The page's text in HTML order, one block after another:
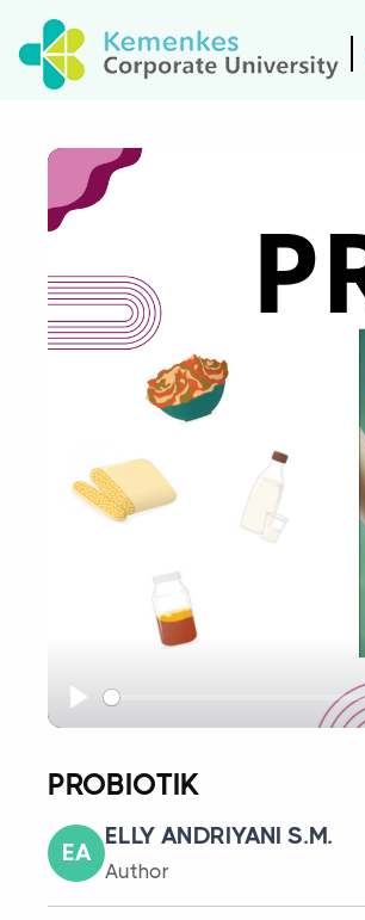
Play
PROBIOTIK
EA
ELLY ANDRIYANI S.M.
Author